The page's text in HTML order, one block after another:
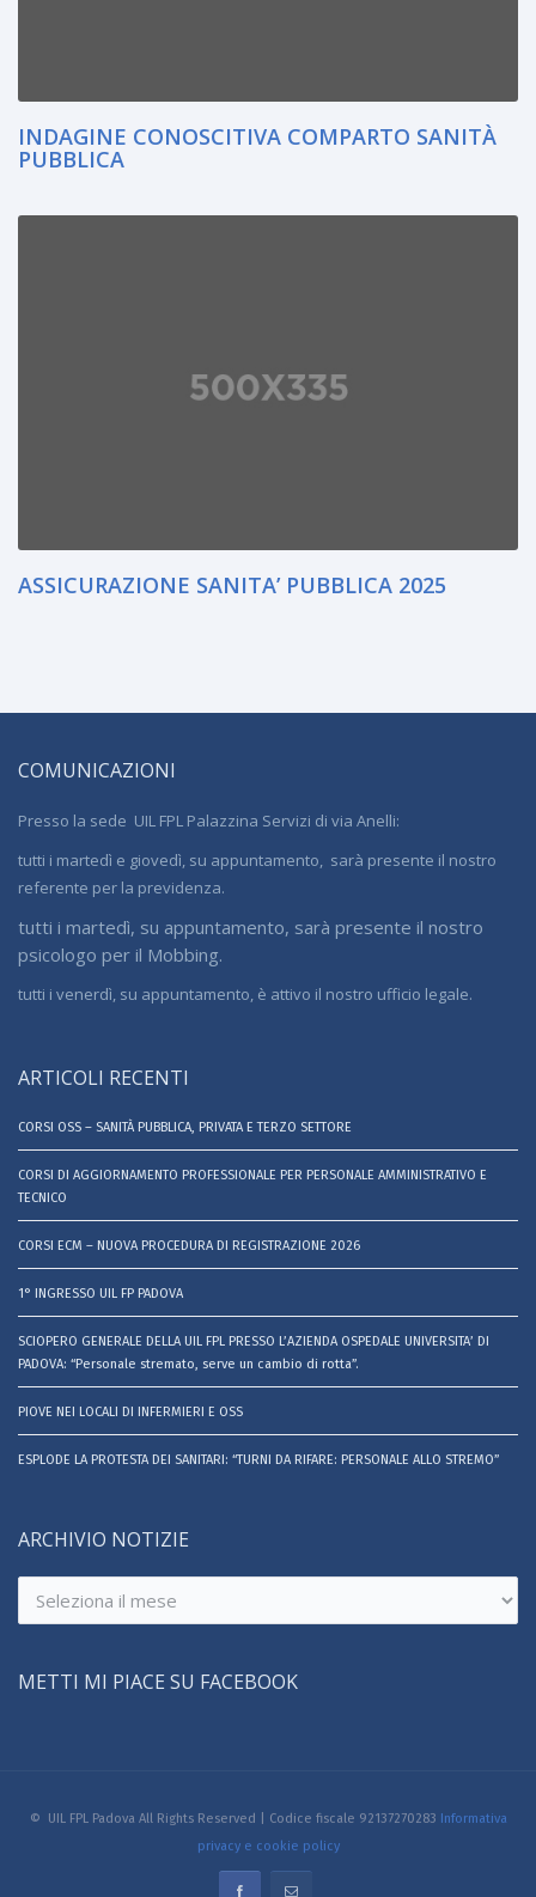
INDAGINE CONOSCITIVA COMPARTO SANITÀ
PUBBLICA
ASSICURAZIONE SANITA’ PUBBLICA 2025
COMUNICAZIONI
Presso la sede UIL FPL Palazzina Servizi di via Anelli:
tutti i martedì e giovedì, su appuntamento, sarà presente il nostro
referente per la previdenza.
tutti i martedì, su appuntamento, sarà presente il nostro
psicologo per il Mobbing.
tutti i venerdì, su appuntamento, è attivo il nostro ufficio legale.
ARTICOLI RECENTI
CORSI OSS – SANITÀ PUBBLICA, PRIVATA E TERZO SETTORE
CORSI DI AGGIORNAMENTO PROFESSIONALE PER PERSONALE AMMINISTRATIVO E
TECNICO
CORSI ECM – NUOVA PROCEDURA DI REGISTRAZIONE 2026
1° INGRESSO UIL FP PADOVA
SCIOPERO GENERALE DELLA UIL FPL PRESSO L’AZIENDA OSPEDALE UNIVERSITA’ DI
PADOVA: “Personale stremato, serve un cambio di rotta”.
PIOVE NEI LOCALI DI INFERMIERI E OSS
ESPLODE LA PROTESTA DEI SANITARI: “TURNI DA RIFARE: PERSONALE ALLO STREMO”
ARCHIVIO NOTIZIE
Archivio
METTI MI PIACE SU FACEBOOK
© UIL FPL Padova All Rights Reserved | Codice fiscale 92137270283
Informativa
privacy e cookie policy